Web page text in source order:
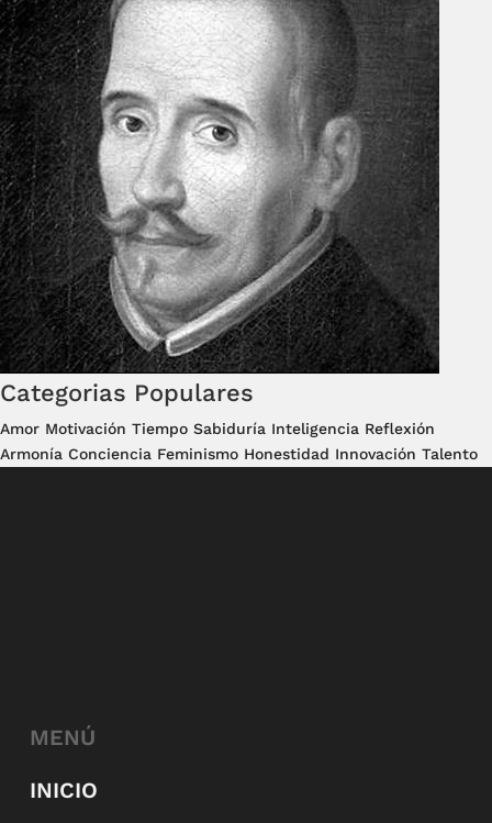
Categorias Populares
Amor Motivación Tiempo Sabiduría Inteligencia Reflexión
Armonía Conciencia Feminismo Honestidad Innovación Talento
MENÚ
INICIO